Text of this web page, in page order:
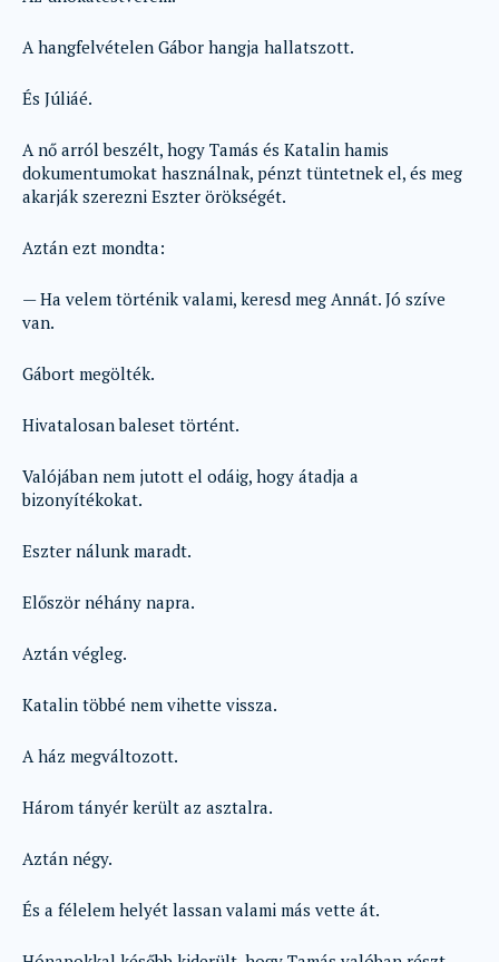
A hangfelvételen Gábor hangja hallatszott.
És Júliáé.
A nő arról beszélt, hogy Tamás és Katalin hamis
dokumentumokat használnak, pénzt tüntetnek el, és meg
akarják szerezni Eszter örökségét.
Aztán ezt mondta:
— Ha velem történik valami, keresd meg Annát. Jó szíve
van.
Gábort megölték.
Hivatalosan baleset történt.
Valójában nem jutott el odáig, hogy átadja a
bizonyítékokat.
Eszter nálunk maradt.
Először néhány napra.
Aztán végleg.
Katalin többé nem vihette vissza.
A ház megváltozott.
Három tányér került az asztalra.
Aztán négy.
És a félelem helyét lassan valami más vette át.